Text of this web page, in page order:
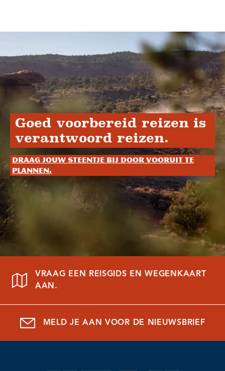
Goed voorbereid reizen is
verantwoord reizen.
Draag jouw steentje bij door vooruit te
plannen.
VRAAG EEN REISGIDS EN WEGENKAART
AAN.
MELD JE AAN VOOR DE NIEUWSBRIEF